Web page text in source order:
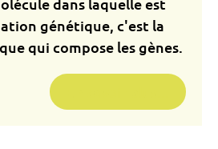
génétique, c'est la
qui compose les gènes.